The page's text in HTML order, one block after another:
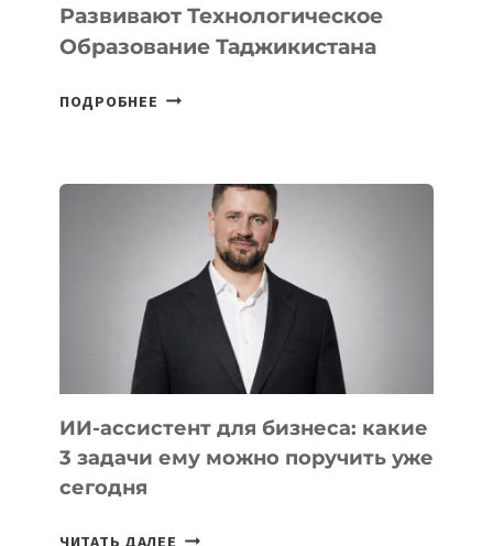
Развивают Технологическое
Образование Таджикистана
ПОДРОБНЕЕ 6
КОТОРЫЕ
РАЗВИВАЮТ
ТЕХНОЛОГИЧЕСКОЕ
ОБРАЗОВАНИЕ
ТАДЖИКИСТАНА
ИИ-ассистент для бизнеса: какие
3 задачи ему можно поручить уже
сегодня
ЧИТАТЬ ДАЛЕЕ ИИ-